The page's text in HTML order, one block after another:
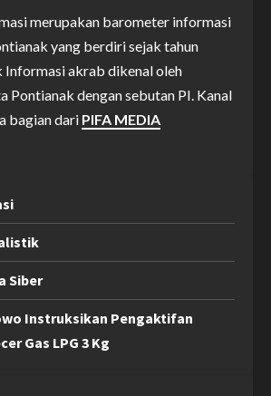
merupakan barometer informasi
yang berdiri sejak tahun
Informasi akrab dikenal oleh
Pontianak dengan sebutan PI. Kanal
bagian dari PIFA MEDIA
Siber
Instruksikan Pengaktifan
Gas LPG 3 Kg